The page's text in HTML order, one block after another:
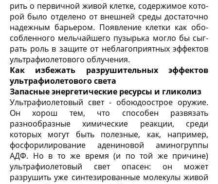
рить о первичной живой клетке, содержимое кото­
рой было отделено от внешней среды достаточно
надежным барьером. Появление клетки как обо­
собленного мельчайшего пузырька могло бы сыг­
рать роль в защите от неблагоприятных эффектов
ультрафиолетового облучения.
Как избежать разрушительных эффектов
ультрафиолетового света
Запасные энергетические ресурсы и гликолиз
Ультрафиолетовый свет - обоюдоострое оружие.
Он хорош тем, что способен развязать
разнообраз­ные химические реакции, среди
которых могут быть полезные, как, например,
фосфорилирование адениновой аминогруппы
АДФ. Но в то же время (и по той же причине)
ультрафиолетовый свет опасен: он может
разрушить уже синтезированные молекулы живой